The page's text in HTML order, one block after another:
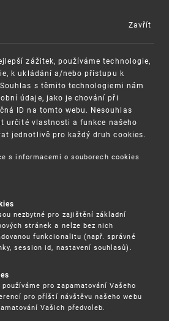
MENU
(pdf, 179 kB)
zážitek, používáme technologie,
k ukládání a/nebo přístupu k
s těmito technologiemi nám
údaje, jako je chování při
ID na tomto webu. Nesouhlas
určité vlastnosti a funkce našeho
jednotlivě pro každý druh cookies.
s informacemi o souborech cookies
nezbytné pro zajištění základní
stránek a nelze bez nich
funkcionalitu (např. správné
session id, nastavení souhlasů).
pro zapamatování Vašeho
pro příští návštěvu našeho webu
Vašich předvoleb.
Zavřít